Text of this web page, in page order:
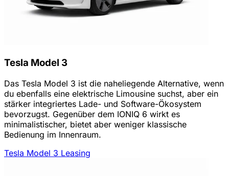
Tesla Model 3
Das Tesla Model 3 ist die naheliegende Alternative, wenn
du ebenfalls eine elektrische Limousine suchst, aber ein
stärker integriertes Lade- und Software-Ökosystem
bevorzugst. Gegenüber dem IONIQ 6 wirkt es
minimalistischer, bietet aber weniger klassische
Bedienung im Innenraum.
Tesla Model 3 Leasing